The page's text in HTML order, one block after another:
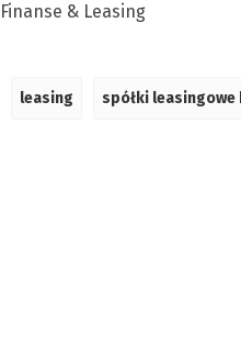
& Leasing
leasing spółki leasingowe